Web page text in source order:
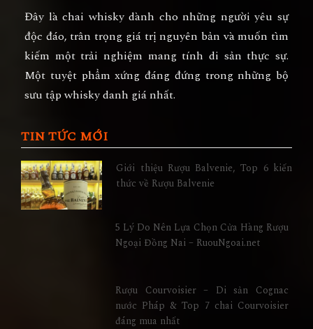
Đây là chai whisky dành cho những người yêu sự
độc đáo, trân trọng giá trị nguyên bản và muốn tìm
kiếm một trải nghiệm mang tính di sản thực sự.
Một tuyệt phẩm xứng đáng đứng trong những bộ
sưu tập whisky danh giá nhất.
TIN TỨC MỚI
Giới thiệu Rượu Balvenie, Top 6 kiến
thức về Rượu Balvenie
5 Lý Do Nên Lựa Chọn Cửa Hàng Rượu
Ngoại Đồng Nai – RuouNgoai.net
Rượu Courvoisier – Di sản Cognac
nước Pháp & Top 7 chai Courvoisier
đáng mua nhất